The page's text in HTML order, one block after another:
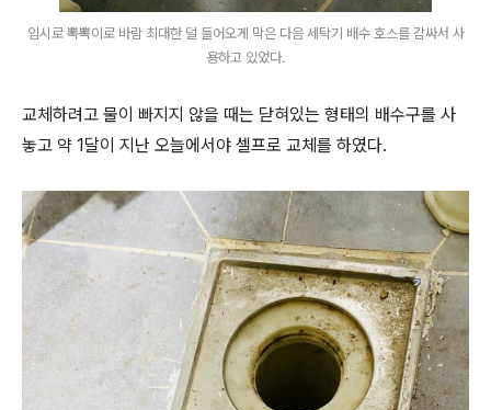
임시로 뽁뽁이로 바람 최대한 덜 들어오게 막은 다음 세탁기 배수 호스를 감싸서 사
용하고 있었다.
교체하려고 물이 빠지지 않을 때는 닫혀있는 형태의 배수구를 사
놓고 약 1달이 지난 오늘에서야 셀프로 교체를 하였다.